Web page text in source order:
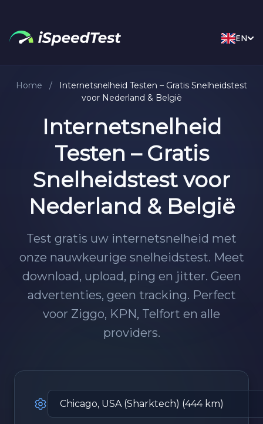
EN
Home /
Internetsnelheid Testen – Gratis Snelheidstest
voor Nederland & België
Internetsnelheid
Testen – Gratis
Snelheidstest voor
Nederland & België
Test gratis uw internetsnelheid met
onze nauwkeurige snelheidstest. Meet
download, upload, ping en jitter. Geen
advertenties, geen tracking. Perfect
voor Ziggo, KPN, Telfort en alle
providers.